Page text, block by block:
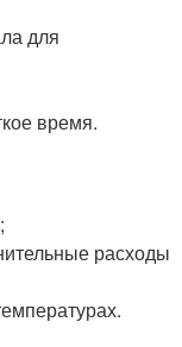
для
время.
расходы